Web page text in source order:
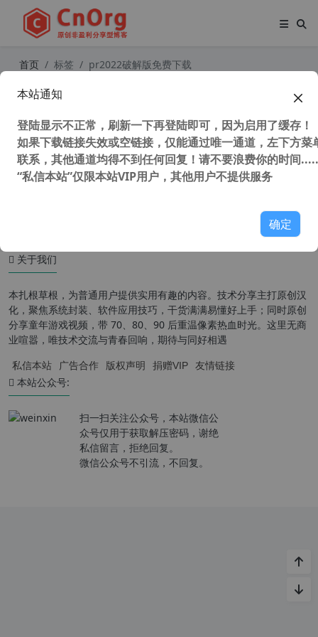
首页 标签 pr2022破解版免费下载
为单声道并提取单声道为立体声
关于我们
本扎根草根，为普通用户提供实用有趣的内容。技术分享主打原创汉
化，聚焦系统封装、软件应用技巧，干货满满易懂好上手；同时原创
分享童年游戏视频，带 70、80、90 后重温像素热血时光。这里无商
业喧嚣，唯技术交流与青春回响，期待与同好相遇
私信本站 广告合作 版权声明 捐赠VIP 友情链接
本站公众号:
扫一扫关注公众号，本站微信公
众号仅用于获取解压密码，谢绝
私信留言，拒绝回复。
微信公众号不引流，不回复。
本站通知
登陆显示不正常，刷新一下再登陆即可，因为启用了缓存！
如果下载链接失效或空链接，仅能通过唯一通道，左下方菜
联系，其他通道均得不到任何回复！请不要浪费你的时间
“私信本站”仅限本站VIP用户，其他用户不提供服务
确定